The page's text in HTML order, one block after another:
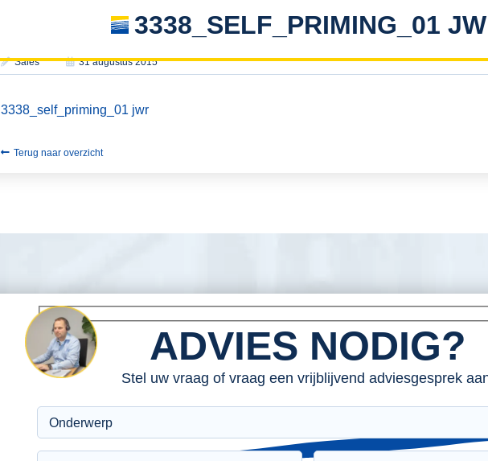
3338_SELF_PRIMING_01
Sales 31 augustus 2015
3338_self_priming_01 jwr
Terug naar overzicht
ADVIES NODIG?
Stel uw vraag of vraag een vrijblijvend adviesgesprek